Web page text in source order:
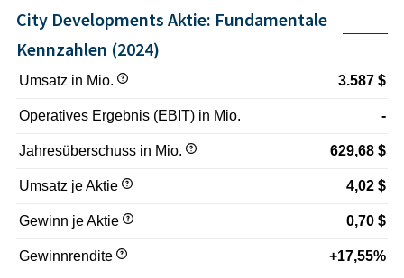
City Developments Aktie: Fundamentale
Kennzahlen (2024)
Umsatz in Mio. 3.587 $
Operatives Ergebnis (EBIT) in Mio. -
Jahresüberschuss in Mio. 629,68 $
Umsatz je Aktie 4,02 $
Gewinn je Aktie 0,70 $
Gewinnrendite +17,55%